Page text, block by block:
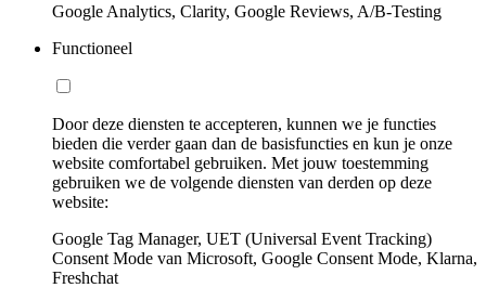
Google Analytics, Clarity, Google Reviews, A/B-Testing
Functioneel
Door deze diensten te accepteren, kunnen we je functies
bieden die verder gaan dan de basisfuncties en kun je onze
website comfortabel gebruiken. Met jouw toestemming
gebruiken we de volgende diensten van derden op deze
website:
Google Tag Manager, UET (Universal Event Tracking)
Consent Mode van Microsoft, Google Consent Mode, Klarna,
Freshchat